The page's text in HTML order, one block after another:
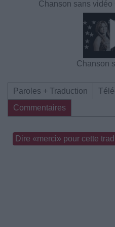
Chanson sans vidéo
Chanson
Paroles + Traduction
Commentaires
Dire «merci» pour cette